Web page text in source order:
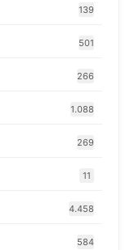
139
501
266
1.088
269
11
4.458
584